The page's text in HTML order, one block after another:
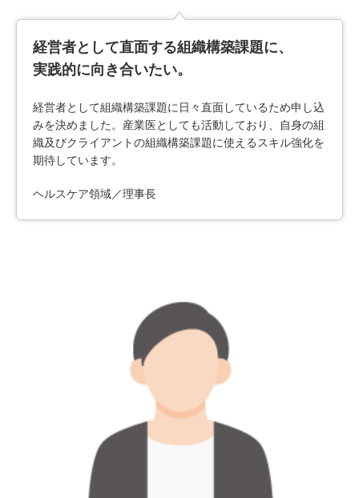
経営者として直面する組織構築課題に、
実践的に向き合いたい。
経営者として組織構築課題に日々直面しているため申し込
みを決めました。産業医としても活動しており、自身の組
織及びクライアントの組織構築課題に使えるスキル強化を
期待しています。
ヘルスケア領域／理事長